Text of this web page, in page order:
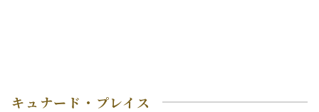
キュナード・プレイス